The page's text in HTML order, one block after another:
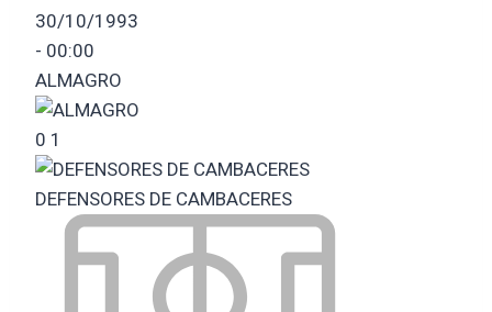
30/10/1993
- 00:00
ALMAGRO
0 1
DEFENSORES DE CAMBACERES